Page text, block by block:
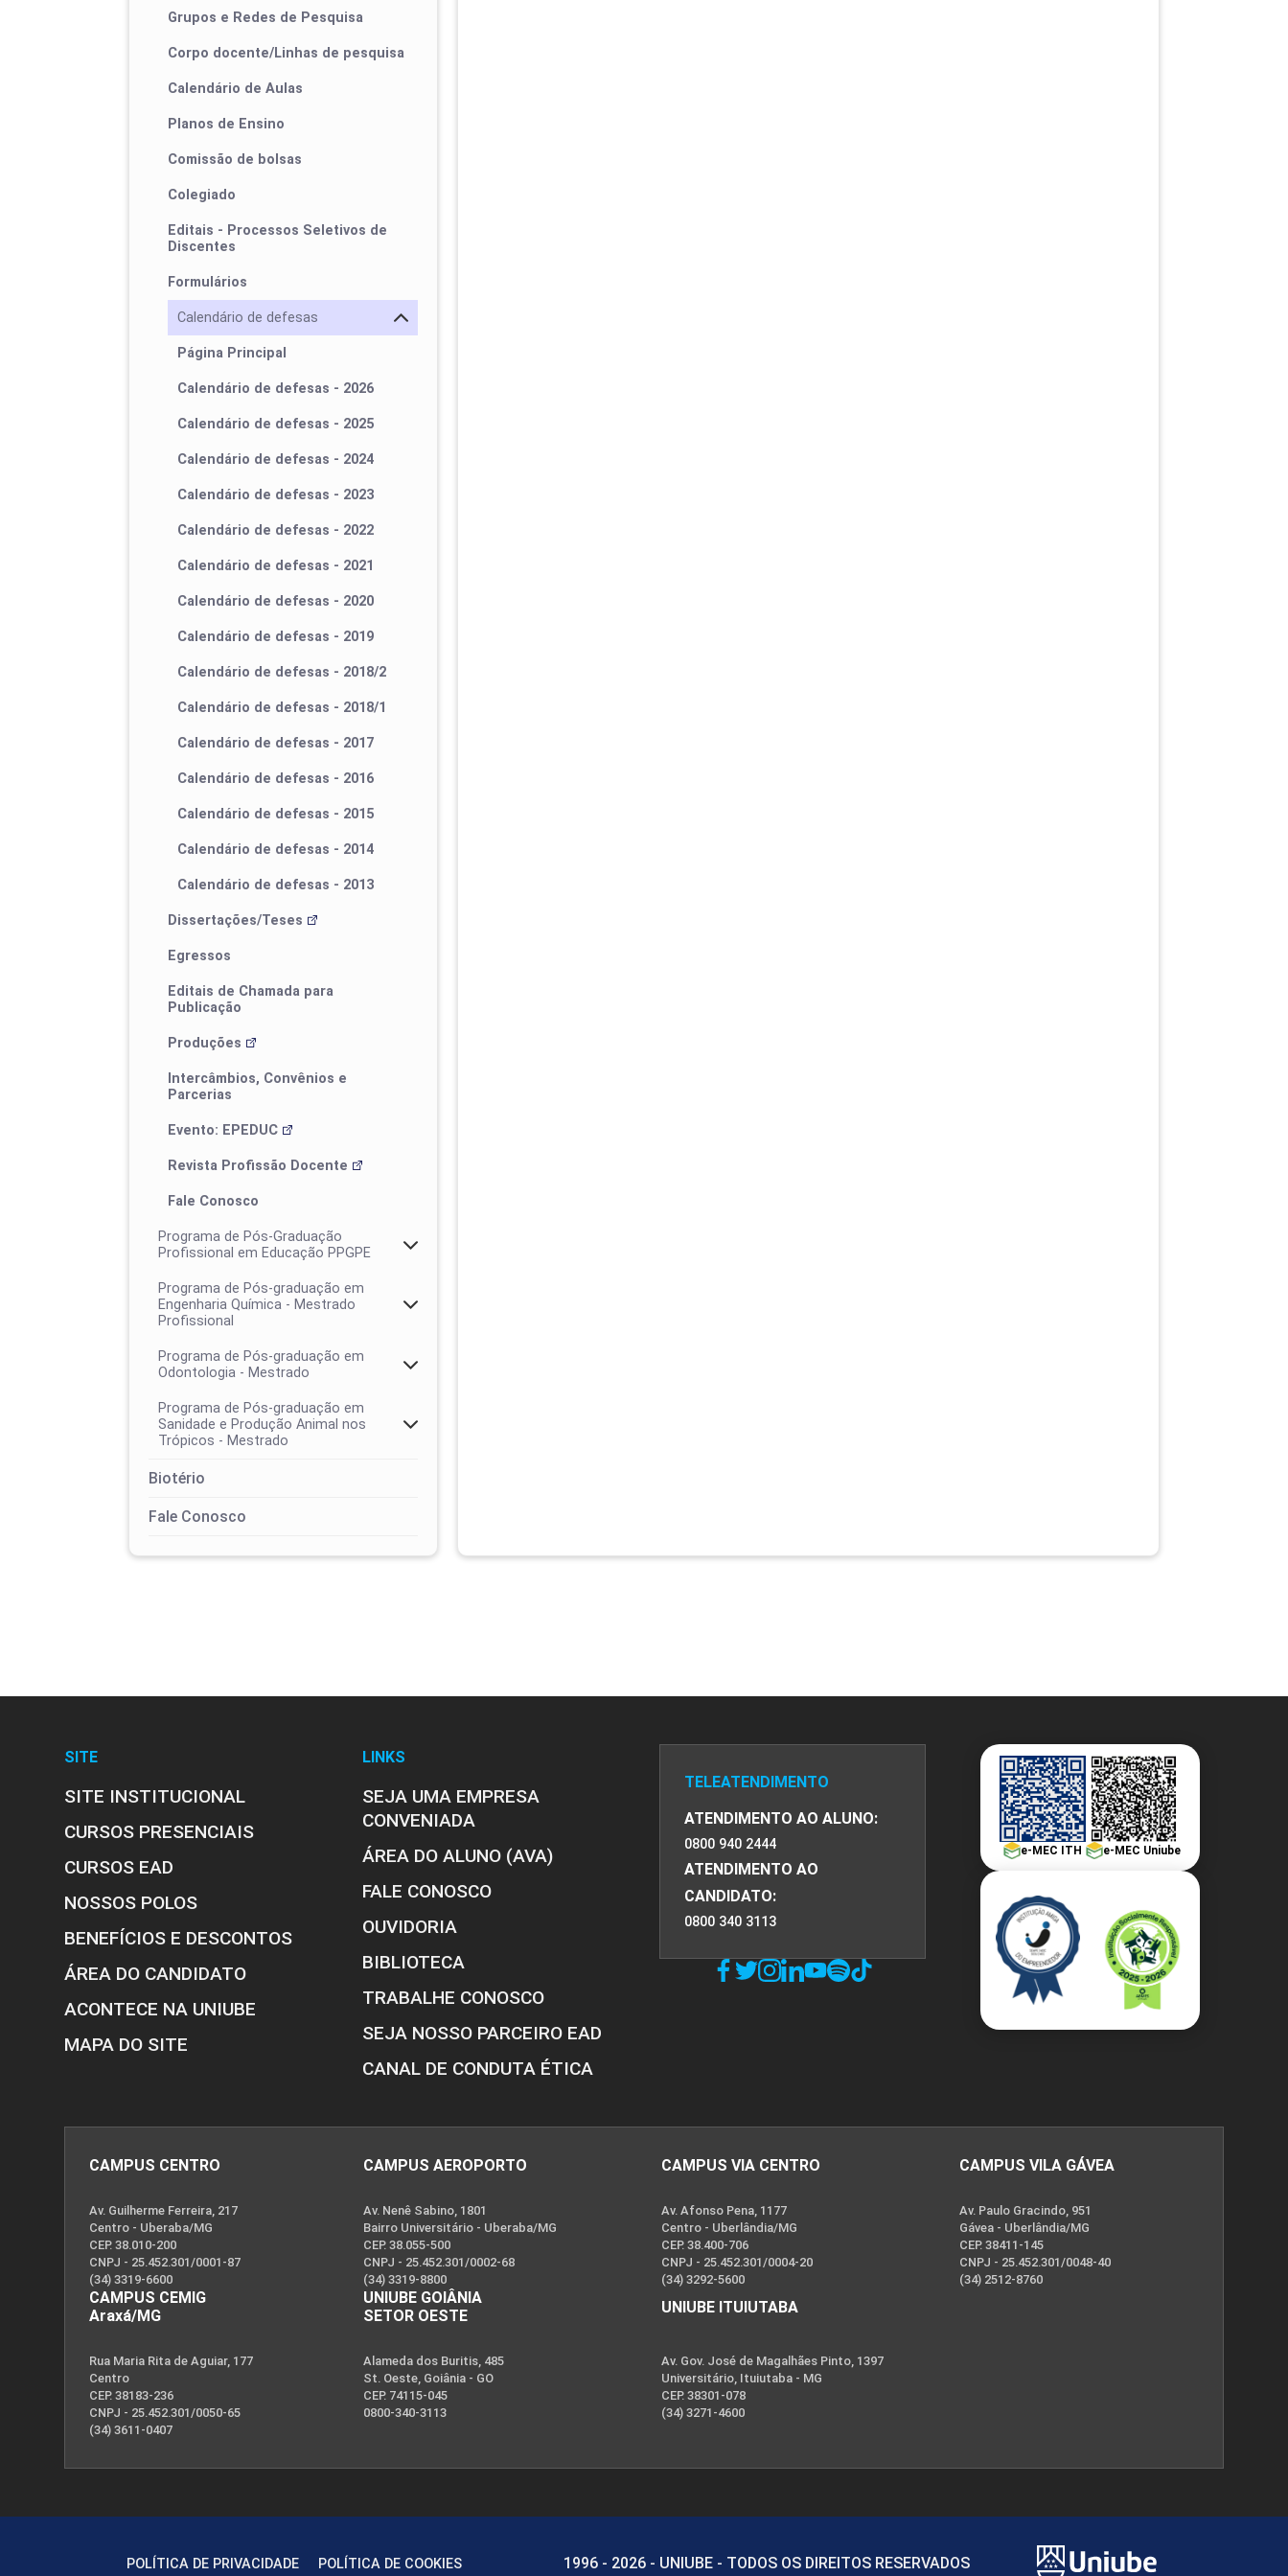
Grupos e Redes de Pesquisa
Corpo docente/Linhas de pesquisa
Calendário de Aulas
Planos de Ensino
Comissão de bolsas
Colegiado
Editais - Processos Seletivos de
Discentes
Formulários
Calendário de defesas
Página Principal
Calendário de defesas - 2026
Calendário de defesas - 2025
Calendário de defesas - 2024
Calendário de defesas - 2023
Calendário de defesas - 2022
Calendário de defesas - 2021
Calendário de defesas - 2020
Calendário de defesas - 2019
Calendário de defesas - 2018/2
Calendário de defesas - 2018/1
Calendário de defesas - 2017
Calendário de defesas - 2016
Calendário de defesas - 2015
Calendário de defesas - 2014
Calendário de defesas - 2013
Dissertações/Teses
Egressos
Editais de Chamada para
Publicação
Produções
Intercâmbios, Convênios e
Parcerias
Evento: EPEDUC
Revista Profissão Docente
Fale Conosco
Programa de Pós-Graduação
Profissional em Educação PPGPE
I ProfEduca - Mostra de Produtos
Educacionais
Programa de Pós-graduação em
Engenharia Química - Mestrado
Profissional
Programa de Pós-graduação em
Odontologia - Mestrado
Área de concentração
Publicações
Programa de Pós-graduação em
Sanidade e Produção Animal nos
Trópicos - Mestrado
Biotério
Fale Conosco
SITE
SITE INSTITUCIONAL
CURSOS PRESENCIAIS
CURSOS EAD
NOSSOS POLOS
BENEFÍCIOS E DESCONTOS
ÁREA DO CANDIDATO
ACONTECE NA UNIUBE
MAPA DO SITE
LINKS
SEJA UMA EMPRESA
CONVENIADA
ÁREA DO ALUNO (AVA)
FALE CONOSCO
OUVIDORIA
BIBLIOTECA
TRABALHE CONOSCO
SEJA NOSSO PARCEIRO EAD
CANAL DE CONDUTA ÉTICA
TELEATENDIMENTO
ATENDIMENTO AO ALUNO:
0800 940 2444
ATENDIMENTO AO
CANDIDATO:
0800 340 3113
e-MEC ITH e-MEC Uniube
CAMPUS CENTRO
Av. Guilherme Ferreira, 217
Centro - Uberaba/MG
CEP. 38.010-200
CNPJ - 25.452.301/0001-87
(34) 3319-6600
CAMPUS CEMIG
Araxá/MG
Rua Maria Rita de Aguiar, 177
Centro
CEP. 38183-236
CNPJ - 25.452.301/0050-65
(34) 3611-0407
CAMPUS AEROPORTO
Av. Nenê Sabino, 1801
Bairro Universitário - Uberaba/MG
CEP. 38.055-500
CNPJ - 25.452.301/0002-68
(34) 3319-8800
UNIUBE GOIÂNIA
SETOR OESTE
Alameda dos Buritis, 485
St. Oeste, Goiânia - GO
CEP. 74115-045
0800-340-3113
CAMPUS VIA CENTRO
Av. Afonso Pena, 1177
Centro - Uberlândia/MG
CEP. 38.400-706
CNPJ - 25.452.301/0004-20
(34) 3292-5600
UNIUBE ITUIUTABA
Av. Gov. José de Magalhães Pinto, 1397
Universitário, Ituiutaba - MG
CEP. 38301-078
(34) 3271-4600
CAMPUS VILA GÁVEA
Av. Paulo Gracindo, 951
Gávea - Uberlândia/MG
CEP. 38411-145
CNPJ - 25.452.301/0048-40
(34) 2512-8760
POLÍTICA DE PRIVACIDADE POLÍTICA DE COOKIES 1996 - 2026 - UNIUBE - TODOS OS DIREITOS RESERVADOS